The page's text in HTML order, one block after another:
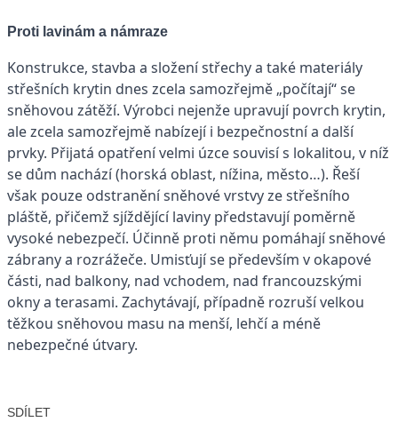
Proti lavinám a námraze
Konstrukce, stavba a složení střechy a také materiály
střešních krytin dnes zcela samozřejmě „počítají“ se
sněhovou zátěží. Výrobci nejenže upravují povrch krytin,
ale zcela samozřejmě nabízejí i bezpečnostní a další
prvky. Přijatá opatření velmi úzce souvisí s lokalitou, v níž
se dům nachází (horská oblast, nížina, město…). Řeší
však pouze odstranění sněhové vrstvy ze střešního
pláště, přičemž sjíždějící laviny představují poměrně
vysoké nebezpečí. Účinně proti němu pomáhají sněhové
zábrany a rozrážeče. Umisťují se především v okapové
části, nad balkony, nad vchodem, nad francouzskými
okny a terasami. Zachytávají, případně rozruší velkou
těžkou sněhovou masu na menší, lehčí a méně
nebezpečné útvary.
SDÍLET